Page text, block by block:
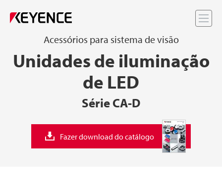
Unidades de iluminação
de LED
Acessórios para sistema de visão
Série CA-D
Fazer download do catálogo